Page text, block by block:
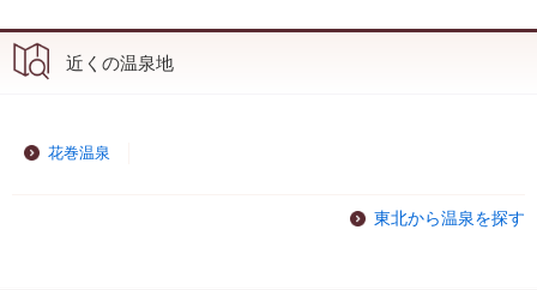
近くの温泉地
花巻温泉
東北から温泉を探す